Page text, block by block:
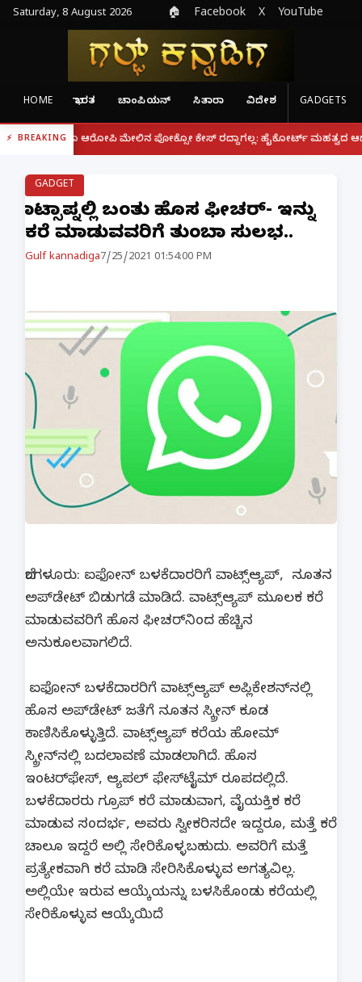
Saturday, 8 August 2026 🏠 Facebook X YouTube
HOME ಭಾರತ ಚಾಂಪಿಯನ್ ಸಿತಾರಾ ವಿದೇಶ GADGETS
BREAKING
ಆರೋಪಿ ಮೇಲಿನ ಪೋಕ್ಸೋ ಕೇಸ್ ರದ್ದಾಗಲ್ಲ: ಹೈಕೋರ್ಟ್ ಮಹತ್ವದ ಆದೇಶ |
GADGET
ವಾಟ್ಸಾಪ್ನಲ್ಲಿ ಬಂತು ಹೊಸ ಫೀಚರ್‌- ಇನ್ನು
ಕರೆ ಮಾಡುವವರಿಗೆ ತುಂಬಾ ಸುಲಭ..
Gulf kannadiga7/25/2021 01:54:00 PM
ಬೆಂಗಳೂರು: ಐಫೋನ್ ಬಳಕೆದಾರರಿಗೆ ವಾಟ್ಸ್‌ಆ್ಯಪ್, ನೂತನ
ಅಪ್‌ಡೇಟ್ ಬಿಡುಗಡೆ ಮಾಡಿದೆ. ವಾಟ್ಸ್‌ಆ್ಯಪ್ ಮೂಲಕ ಕರೆ
ಮಾಡುವವರಿಗೆ ಹೊಸ ಫೀಚರ್‌ನಿಂದ ಹೆಚ್ಚಿನ
ಅನುಕೂಲವಾಗಲಿದೆ.
ಐಫೋನ್‌ ಬಳಕೆದಾರರಿಗೆ ವಾಟ್ಸ್‌ಆ್ಯಪ್ ಅಪ್ಲಿಕೇಶನ್‌ನಲ್ಲಿ
ಹೊಸ ಅಪ್‌ಡೇಟ್ ಜತೆಗೆ ನೂತನ ಸ್ಕ್ರೀನ್ ಕೂಡ
ಕಾಣಿಸಿಕೊಳ್ಳುತ್ತಿದೆ. ವಾಟ್ಸ್‌ಆ್ಯಪ್ ಕರೆಯ ಹೋಮ್
ಸ್ಕ್ರೀನ್‌ನಲ್ಲಿ ಬದಲಾವಣೆ ಮಾಡಲಾಗಿದೆ. ಹೊಸ
ಇಂಟರ್‌ಫೇಸ್, ಆ್ಯಪಲ್ ಫೇಸ್‌ಟೈಮ್ ರೂಪದಲ್ಲಿದೆ.
ಬಳಕೆದಾರರು ಗ್ರೂಪ್ ಕರೆ ಮಾಡುವಾಗ, ವೈಯಕ್ತಿಕ ಕರೆ
ಮಾಡುವ ಸಂದರ್ಭ, ಅವರು ಸ್ವೀಕರಿಸದೇ ಇದ್ದರೂ, ಮತ್ತೆ ಕರೆ
ಚಾಲೂ ಇದ್ದರೆ ಅಲ್ಲಿ ಸೇರಿಕೊಳ್ಳಬಹುದು. ಅವರಿಗೆ ಮತ್ತೆ
ಪ್ರತ್ಯೇಕವಾಗಿ ಕರೆ ಮಾಡಿ ಸೇರಿಸಿಕೊಳ್ಳುವ ಅಗತ್ಯವಿಲ್ಲ.
ಅಲ್ಲಿಯೇ ಇರುವ ಆಯ್ಕೆಯನ್ನು ಬಳಸಿಕೊಂಡು ಕರೆಯಲ್ಲಿ
ಸೇರಿಕೊಳ್ಳುವ ಆಯ್ಕೆಯಿದೆ